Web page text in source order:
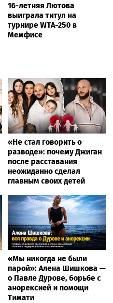
16-летняя Лютова
выиграла титул на
турнире WTA-250 в
Мемфисе
«Не стал говорить о
разводе»: почему Джиган
после расставания
неожиданно сделал
главным своих детей
«Мы никогда не были
парой»: Алена Шишкова —
о Павле Дурове, борьбе с
анорексией и помощи
Тимати